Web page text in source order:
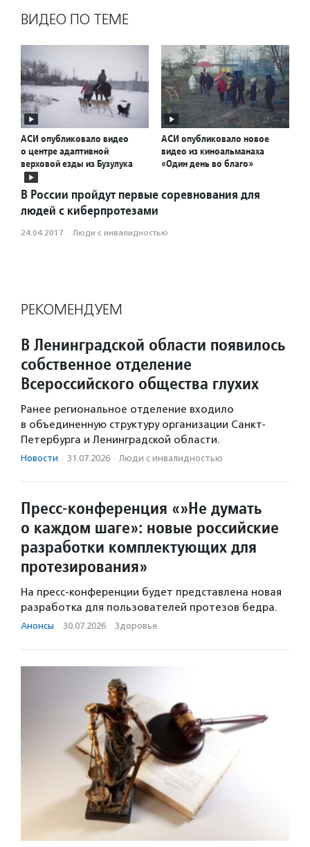
ВИДЕО ПО ТЕМЕ
АСИ опубликовало видео
о центре адаптивной
верховой езды из Бузулука
АСИ опубликовало новое
видео из киноальманаха
«Один день во благо»
В России пройдут первые соревнования для
людей с киберпротезами
24.04.2017 · Люди с инвалидностью
РЕКОМЕНДУЕМ
В Ленинградской области появилось
собственное отделение
Всероссийского общества глухих
Ранее региональное отделение входило
в объединенную структуру организации Санкт-
Петербурга и Ленинградской области.
Новости · 31.07.2026 · Люди с инвалидностью
Пресс-конференция «»Не думать
о каждом шаге»: новые российские
разработки комплектующих для
протезирования»
На пресс-конференции будет представлена новая
разработка для пользователей протезов бедра.
Анонсы · 30.07.2026 · Здоровье